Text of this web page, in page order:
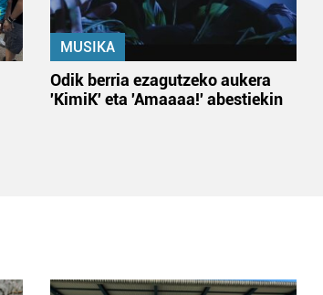
MUSIKA
Odik berria ezagutzeko aukera
'KimiK' eta 'Amaaaa!' abestiekin